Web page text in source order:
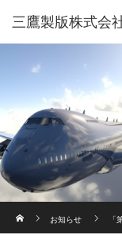
三鷹製版株式会
お知らせ